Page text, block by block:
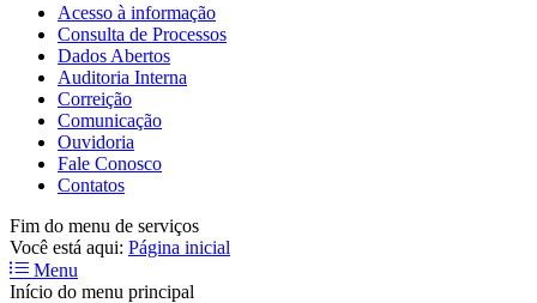
Acesso à informação
Consulta de Processos
Dados Abertos
Auditoria Interna
Correição
Comunicação
Ouvidoria
Fale Conosco
Contatos
Fim do menu de serviços
Você está aqui: Página inicial
Menu
Início do menu principal